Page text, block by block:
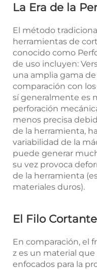
La Era de la
El método
herramientas de
conocido como
de uso incluyen:
una amplia gama
comparación con
sí generalmente es
perforación
menos precisa
de la herramienta,
variabilidad de la
puede generar
su vez provoca
de la herramienta
materiales duros).
El Filo
En comparación, el
z es un material que
enfocados para la